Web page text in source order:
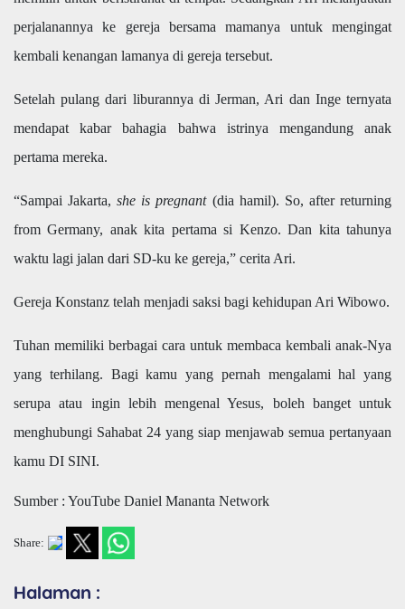
perjalanannya ke gereja bersama mamanya untuk mengingat
kembali kenangan lamanya di gereja tersebut.
Setelah pulang dari liburannya di Jerman, Ari dan Inge ternyata
mendapat kabar bahagia bahwa istrinya mengandung anak
pertama mereka.
“Sampai Jakarta,she is pregnant (dia hamil). So, after returning
from Germany, anak kita pertama si Kenzo. Dan kita tahunya
waktu lagi jalan dari SD-ku ke gereja,” cerita Ari.
Gereja Konstanz telah menjadi saksi bagi kehidupan Ari Wibowo.
Tuhan memiliki berbagai cara untuk membaca kembali anak-Nya
yang terhilang. Bagi kamu yang pernah mengalami hal yang
serupa atau ingin lebih mengenal Yesus, boleh banget untuk
menghubungi Sahabat 24 yang siap menjawab semua pertanyaan
kamu DI SINI.
Sumber : YouTube Daniel Mananta Network
Share:
Halaman :